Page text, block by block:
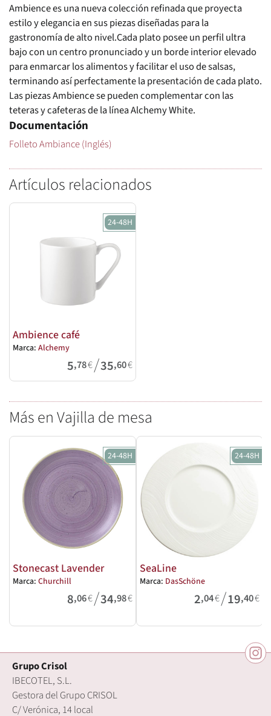
Ambience es una nueva colección refinada que proyecta
estilo y elegancia en sus piezas diseñadas para la
gastronomía de alto nivel.Cada plato posee un perfil ultra
bajo con un centro pronunciado y un borde interior elevado
para enmarcar los alimentos y facilitar el uso de salsas,
terminando así perfectamente la presentación de cada plato.
Las piezas Ambience se pueden complementar con las
teteras y cafeteras de la línea Alchemy White.
Documentación
Folleto Ambiance (Inglés)
Artículos relacionados
24-48H
Ambience café
Marca: Alchemy
5,78€/35,60€
Más en Vajilla de mesa
24-48H
Stonecast Lavender
Marca: Churchill
8,06€/34,98€
24-48H
SeaLine
Marca: DasSchöne
2,04€/19,40€
Grupo Crisol
IBECOTEL, S.L.
Gestora del Grupo CRISOL
C/ Verónica, 14 local